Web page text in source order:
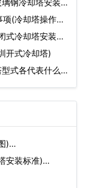
钢冷却塔安装
(冷却塔操作流
式冷却塔安装厂
开式冷却塔)
式各代表什么
)…
安装标准)…